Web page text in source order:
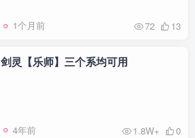
1个月前 72 13
剑灵【乐师】三个系均可用
4年前 1.8W+ 0